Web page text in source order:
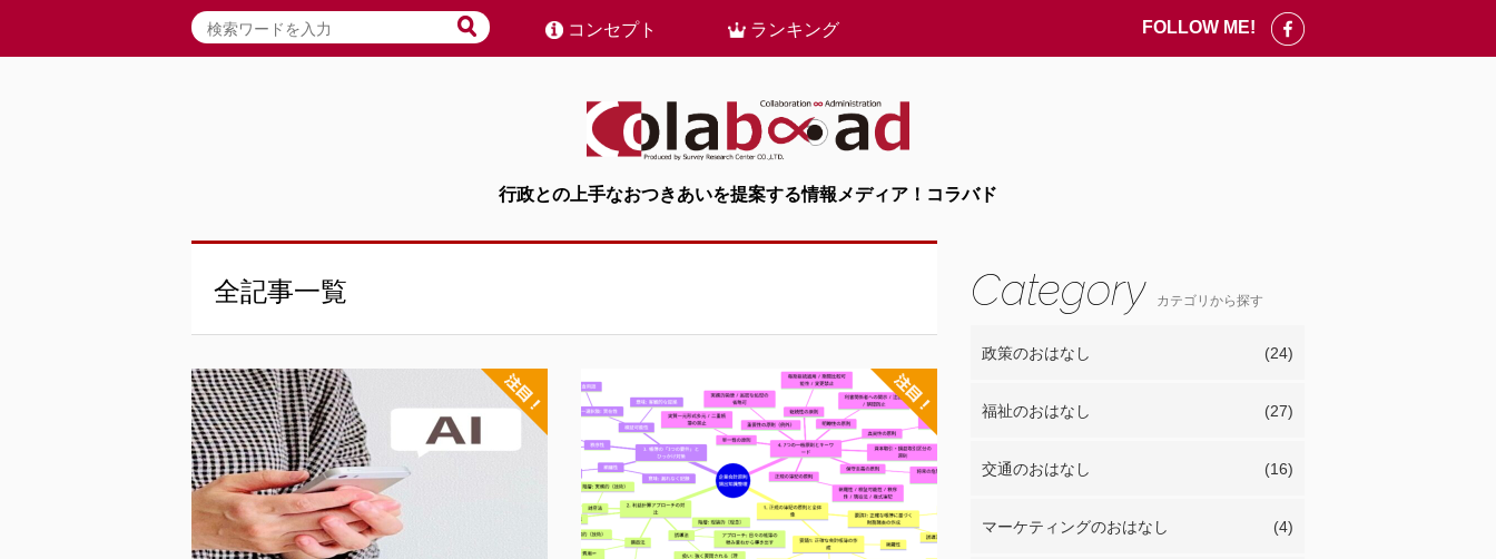
行政との上手なおつきあいを提案する情報メディア！コラバド
コンセプト ランキング FOLLOW ME!
全記事一覧 カテゴリから探す
政策のおはなし (24)
福祉のおはなし (27)
交通のおはなし (16)
マーケティングのおはなし (4)